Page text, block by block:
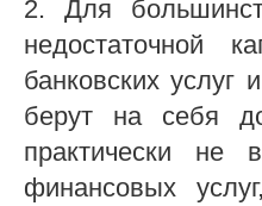
2. Для
недостаточной
банковских услуг
берут на себя
практически не
финансовых